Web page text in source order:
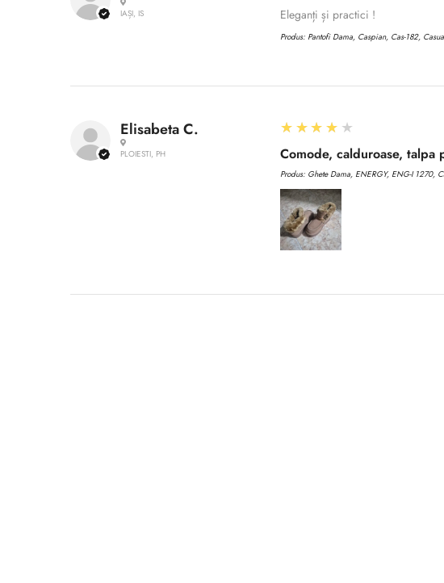
IAȘI, IS Eleganți și practici !
Produs: Pantofi Dama, Caspian, Cas-182,
Elisabeta C.
PLOIESTI, PH
4
★★★★★
Comode, calduroase,
Produs: Ghete Dama, ENERGY, ENG-I 1270,